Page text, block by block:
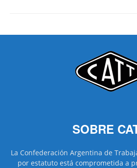
SOBRE
La Confederación Argentina de
por estatuto está comprometida a